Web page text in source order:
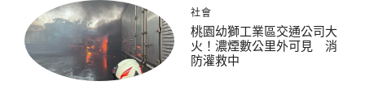
社會
桃園幼獅工業區交通公司大
火！濃煙數公里外可見 消
防灌救中